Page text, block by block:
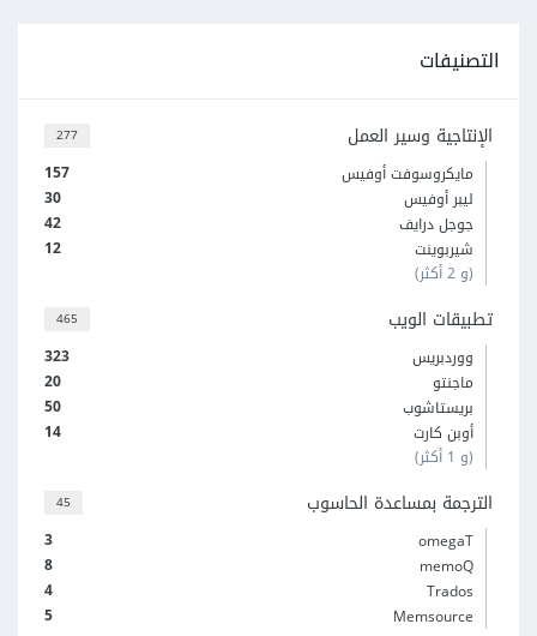
التصنيفات
277 الإنتاجية وسير العمل
157
مايكروسوفت أوفيس
30
ليبر أوفيس
42
جوجل درايف
12
شيربوينت
(و 2 أكثر)
465 تطبيقات الويب
323
ووردبريس
20
ماجنتو
50
بريستاشوب
14
أوبن كارت
(و 1 أكثر)
45 الترجمة بمساعدة الحاسوب
3
omegaT
8
memoQ
4
Trados
5
Memsource